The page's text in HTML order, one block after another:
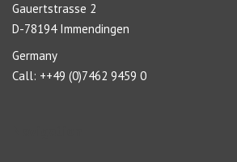
Gauertstrasse 2
D-78194 Immendingen
Germany
Call: ++49 (0)7462 9459 0